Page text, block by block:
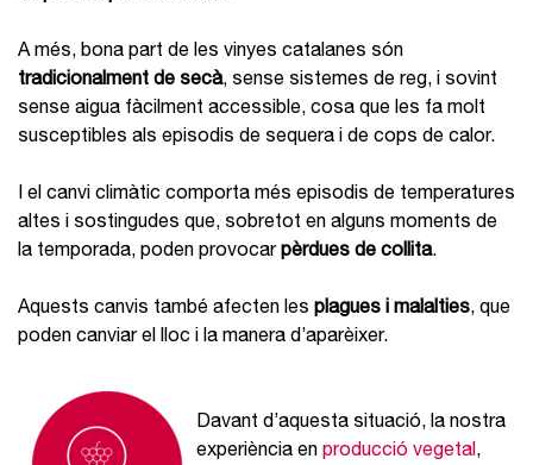
A més, bona part de les vinyes catalanes són
tradicionalment de secà, sense sistemes de reg, i sovint
sense aigua fàcilment accessible, cosa que les fa molt
susceptibles als episodis de sequera i de cops de calor.
I el canvi climàtic comporta més episodis de temperatures
altes i sostingudes que, sobretot en alguns moments de
la temporada, poden provocarpèrdues de collita.
Aquests canvis també afecten les plagues i malalties, que
poden canviar el lloc i la manera d’aparèixer.
Davant d’aquesta situació, la nostra
experiència en producció vegetal,